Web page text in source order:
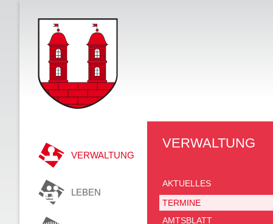
VERWALTUNG
LEBEN
VERWALTUNG
AKTUELLES
TERMINE
AMTSBLATT